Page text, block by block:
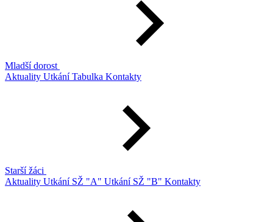
Mladší dorost
Aktuality UtkáníTabulka Kontakty
Starší žáci
Aktuality Utkání SŽ "A" Utkání SŽ "B" Kontakty